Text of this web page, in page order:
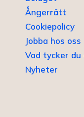
Ångerrätt
Cookiepolicy
Jobba hos oss
Vad tycker du
Nyheter